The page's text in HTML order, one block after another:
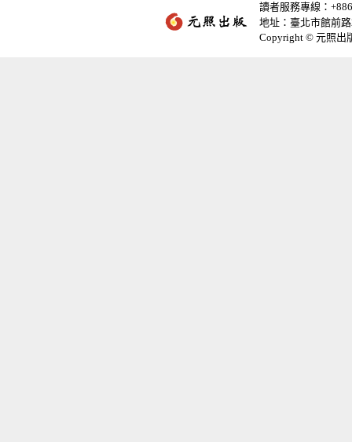
讀者服務專線：
地址：臺北市館前
Copyright © 元照出